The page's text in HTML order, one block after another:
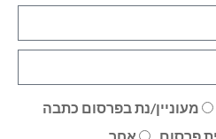
מעוניין/נת בפרסום כתבה